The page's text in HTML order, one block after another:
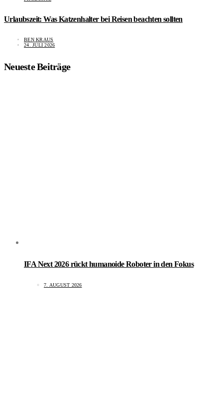
Urlaubszeit: Was Katzenhalter bei Reisen beachten sollten
BEN KRAUS
24. JULI 2026
Neueste Beiträge
IFA Next 2026 rückt humanoide Roboter in den Fokus
7. AUGUST 2026